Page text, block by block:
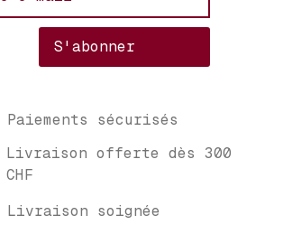
Paiements sécurisés
Livraison offerte dès 300
CHF
Livraison soignée